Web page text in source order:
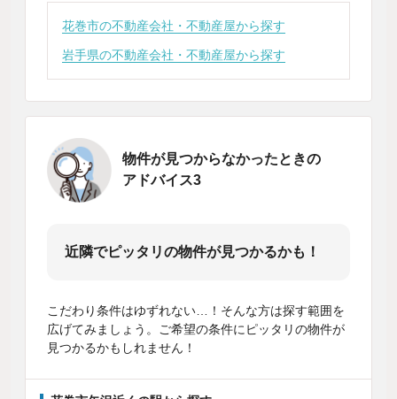
花巻市の不動産会社・不動産屋から探す
岩手県の不動産会社・不動産屋から探す
物件が見つからなかったときの
アドバイス3
近隣でピッタリの物件が見つかるかも！
こだわり条件はゆずれない…！そんな方は探す範囲を
広げてみましょう。ご希望の条件にピッタリの物件が
見つかるかもしれません！